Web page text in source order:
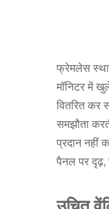
फ्रेमलेस
मॉनिटर में
वितरित कर
समझौता
प्रदान नहीं
पैनल पर दृढ़,